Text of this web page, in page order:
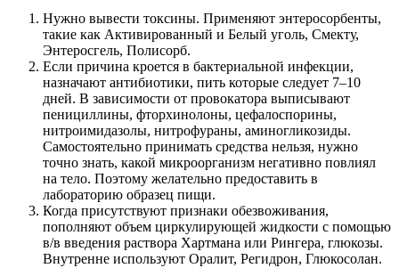
Нужно вывести токсины. Применяют энтеросорбенты,
такие как Активированный и Белый уголь, Смекту,
Энтеросгель, Полисорб.
Если причина кроется в бактериальной инфекции,
назначают антибиотики, пить которые следует 7–10
дней. В зависимости от провокатора выписывают
пенициллины, фторхинолоны, цефалоспорины,
нитроимидазолы, нитрофураны, аминогликозиды.
Самостоятельно принимать средства нельзя, нужно
точно знать, какой микроорганизм негативно повлиял
на тело. Поэтому желательно предоставить в
лабораторию образец пищи.
Когда присутствуют признаки обезвоживания,
пополняют объем циркулирующей жидкости с помощью
в/в введения раствора Хартмана или Рингера, глюкозы.
Внутренне используют Оралит, Регидрон, Глюкосолан.